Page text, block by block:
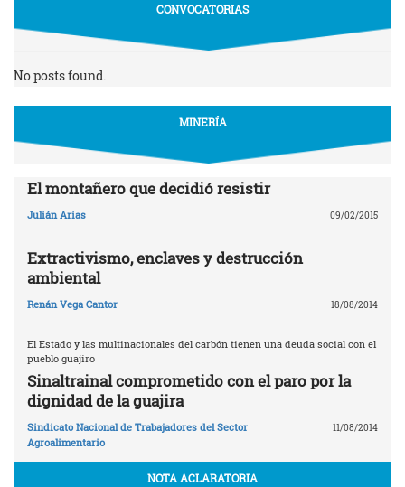
CONVOCATORIAS
No posts found.
MINERÍA
El montañero que decidió resistir
Julián Arias 09/02/2015
Extractivismo, enclaves y destrucción
ambiental
Renán Vega Cantor 18/08/2014
El Estado y las multinacionales del carbón tienen una deuda social con el
pueblo guajiro
Sinaltrainal comprometido con el paro por la
dignidad de la guajira
Sindicato Nacional de Trabajadores del Sector
Agroalimentario
11/08/2014
NOTA ACLARATORIA